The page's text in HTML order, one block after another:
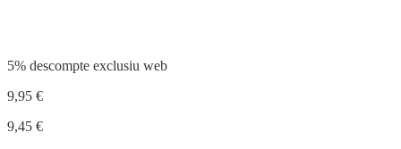
5% descompte exclusiu web
9,95 €
9,45 €